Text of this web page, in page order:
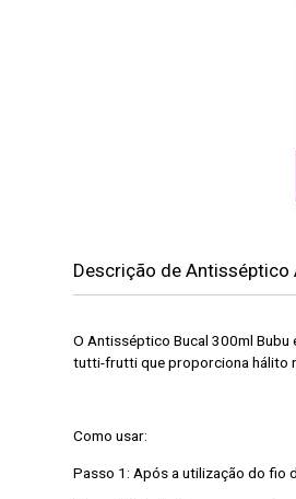
Descrição de Antisséptico
O Antisséptico Bucal 300ml Bubu
tutti-frutti que proporciona hálito
Como usar:
Passo 1: Após a utilização do fio